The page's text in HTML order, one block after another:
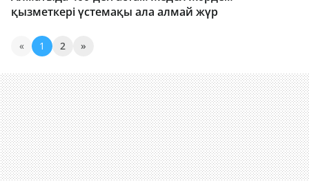
қызметкері үстемақы ала алмай жүр
« 1 2 »